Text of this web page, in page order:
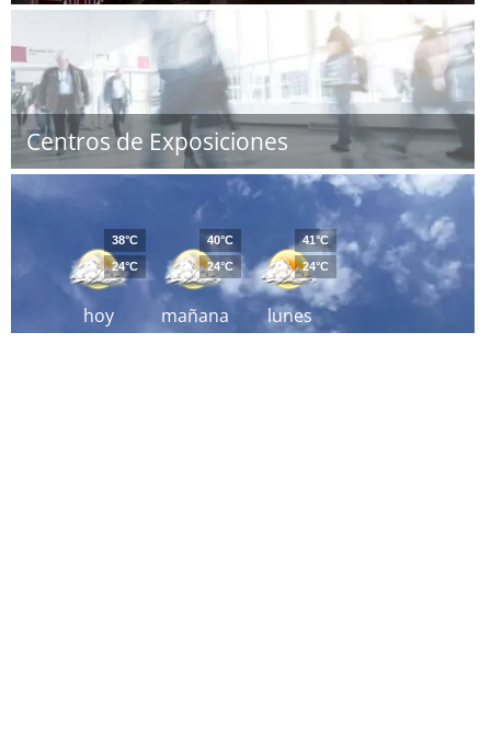
Centros de Exposiciones
hoy
38°C
24°C
mañana
40°C
24°C
lunes
41°C
24°C